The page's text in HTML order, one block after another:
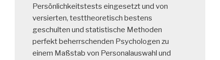
Persönlichkeitstests eingesetzt und von
versierten, testtheoretisch bestens
geschulten und statistische Methoden
perfekt beherrschenden Psychologen zu
einem Maßstab von Personalauswahl und